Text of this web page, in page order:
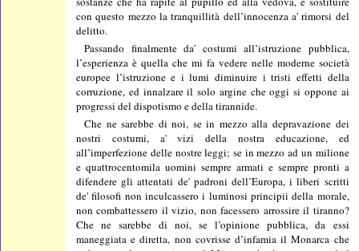
con questo mezzo la tranquillità dell’innocenza a' rimorsi del
delitto.
Passando finalmente da' costumi all’istruzione pubblica,
l’esperienza è quella che mi fa vedere nelle moderne società
europee l’istruzione e i lumi diminuire i tristi effetti della
corruzione, ed innalzare il solo argine che oggi si oppone ai
progressi del dispotismo e della tirannide.
Che ne sarebbe di noi, se in mezzo alla depravazione dei
nostri costumi, a' vizi della nostra educazione, ed
all’imperfezione delle nostre leggi; se in mezzo ad un milione
e quattrocentomila uomini sempre armati e sempre pronti a
difendere gli attentati de' padroni dell’Europa, i liberi scritti
de' filosofi non inculcassero i luminosi principii della morale,
non combattessero il vizio, non facessero arrossire il tiranno?
Che ne sarebbe di noi, se l’opinione pubblica, da essi
maneggiata e diretta, non covrisse d’infamia il Monarca che